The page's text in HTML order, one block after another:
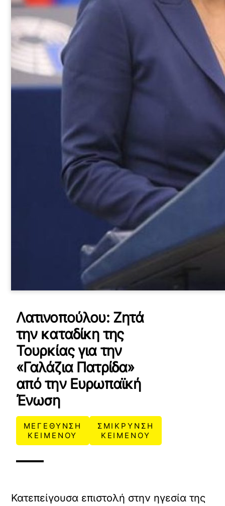
Λατινοπούλου: Zητά
την καταδίκη της
Τουρκίας για την
«Γαλάζια Πατρίδα»
από την Ευρωπαϊκή
Ένωση
ΜΕΓΕΘΥΝΣΗ
ΚΕΙΜΕΝΟΥ
ΣΜΙΚΡΥΝΣΗ
ΚΕΙΜΕΝΟΥ
Κατεπείγουσα επιστολή στην ηγεσία της